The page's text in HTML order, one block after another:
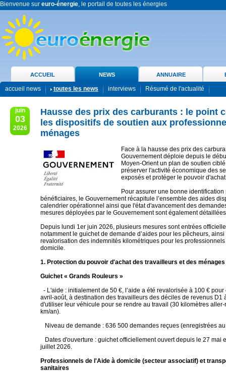
Bienvenue sur euro-énergie, le portail de toutes les énergies
ACCUEIL NEWS ANNUAIRE
accueil news toutes les news interviews Résumé de l'actualité
juin
03
2026
Hausse des prix des carburants : le point
les dispositifs de soutien aux
ménages
Face à la hausse des prix des
Gouvernement déploie depuis le
Moyen-Orient un plan de soutien
préserver l'activité économique des
exposés et protéger le pouvoir
Pour assurer une bonne identification
bénéficiaires, le Gouvernement récapitule l’ensemble des aides
calendrier opérationnel ainsi que l'état d'avancement des
mesures déployées par le Gouvernement sont également
Depuis lundi 1er juin 2026, plusieurs mesures sont entrées
notamment le guichet de demande d’aides pour les pêcheurs,
revalorisation des indemnités kilométriques pour les
domicile.
1. Protection du pouvoir d'achat des travailleurs et des ménages
Guichet « Grands Rouleurs »
- L'aide : initialement de 50 €, l’aide a été revalorisée à 100 €
avril-août, à destination des travailleurs des déciles de revenus D1
d'utiliser leur véhicule pour se rendre au travail (30 kilomètres
km/an).
Niveau de demande : 636 500 demandes reçues (enregistrées
Dates d'ouverture : guichet officiellement ouvert depuis le 27 mai
juillet 2026.
Professionnels de l'Aide à domicile (secteur associatif) et
sanitaires